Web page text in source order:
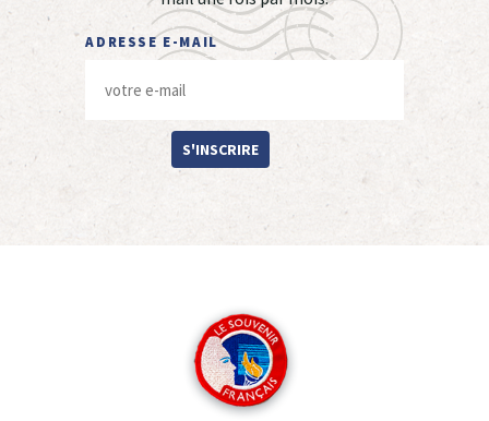
ADRESSE E-MAIL
S'INSCRIRE